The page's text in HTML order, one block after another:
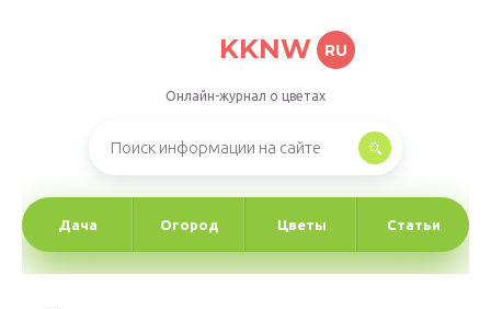
KKNW RU
Онлайн-журнал о цветах
Дача Огород Цветы Статьи